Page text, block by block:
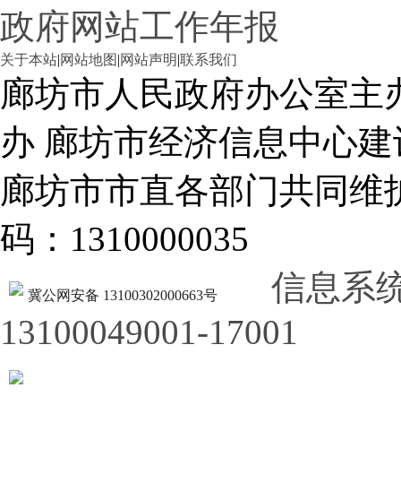
政府网站工作年报
关于本站|网站地图 |网站声明|联系我们
廊坊市人民政府办公室
办 廊坊市经济信息中心建
廊坊市市直各部门共同
码：1310000035
冀公网安备 13100302000663号
信息系
13100049001-17001